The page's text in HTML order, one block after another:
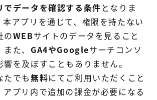
でデータを確認する条件 となりま
本アプリを通じて、権限を持たない
のWEBサイトのデータを見ること
た、 GA4やGoogleサーチコンソ
を及ぼすこともありません。
たでも無料にてご利用いただくこと
アプリ内で追加の課金が必要になる